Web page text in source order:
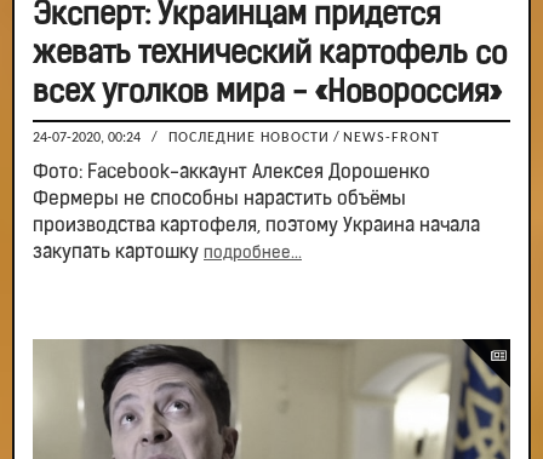
Эксперт: Украинцам придется
жевать технический картофель со
всех уголков мира - «Новороссия»
24-07-2020, 00:24 / ПОСЛЕДНИЕ НОВОСТИ / NEWS-FRONT
Фото: Facebook-аккаунт Алексея Дорошенко
Фермеры не способны нарастить объёмы
производства картофеля, поэтому Украина начала
закупать картошку подробнее...